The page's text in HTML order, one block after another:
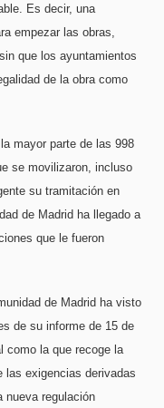
Es decir, una
empezar las obras,
que los ayuntamientos
de la obra como
mayor parte de las 998
se movilizaron, incluso
su tramitación en
de Madrid ha llegado a
que le fueron
de Madrid ha visto
de su informe de 15 de
como la que recoge la
las exigencias derivadas
nueva regulación